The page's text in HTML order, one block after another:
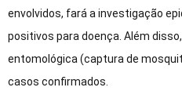
envolvidos, fará a investigação
positivos para doença. Além
entomológica (captura de
casos confirmados.